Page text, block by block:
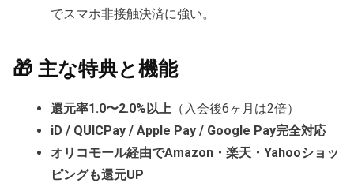
でスマホ非接触決済に強い。
🎁 主な特典と機能
還元率1.0〜2.0%以上 （入会後6ヶ月は2倍）
iD / QUICPay / Apple Pay / Google Pay完全対応
オリコモール経由でAmazon・楽天・Yahooショッ
ピングも還元UP